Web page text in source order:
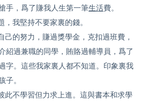
手，爲了賺我人生第一筆生活費。
，我堅持不要家裏的錢。
己的努力，賺過獎學金，克扣過班費，
紹過兼職的同學，賄賂過輔導員，爲了
字。這些我家裏人都不知道。印象裏我
子。
此不學習但力求上進。這與書本和求學